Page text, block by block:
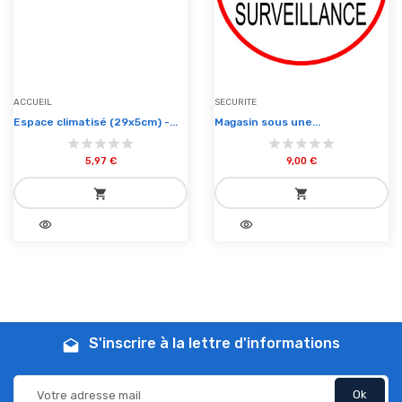
ACCUEIL
Espace climatisé (29x5cm) -...
5,97 €
shopping_cart
add_shopping_cartvisibility
SECURITE
Magasin sous une...
9,00 €
shopping_cart
add_shopping_cartvisibility
drafts S'inscrire à la lettre d'informations